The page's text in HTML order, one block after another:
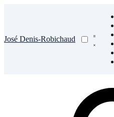
José Denis-Robichaud